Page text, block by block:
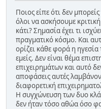
Ποιος είπε ότι δεν
όλοι να ασκήσουμε
κάτι? Σημασία έχει τι
πραγματικό κόσμο. Και
ορίζει κάθε φορά η
εμείς. Δεν είναι θέμα
επιχειρημάτων και αυτό
αποφάσεις αυτές
διαφορετική
Η συγχώνευση των δυο
δεν ήταν τόσο αθώα όσο